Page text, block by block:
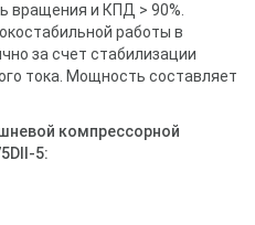
вращения и КПД > 90%.
работы в
за счет стабилизации
тока. Мощность составляет
компрессорной
5: